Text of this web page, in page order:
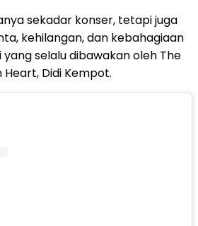
sekadar konser, tetapi juga
kehilangan, dan kebahagiaan
selalu dibawakan oleh The
Didi Kempot.